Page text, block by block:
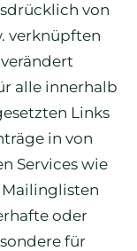
von
verknüpften
alle innerhalb
Links
in von
Services wie
Mailinglisten
oder
für